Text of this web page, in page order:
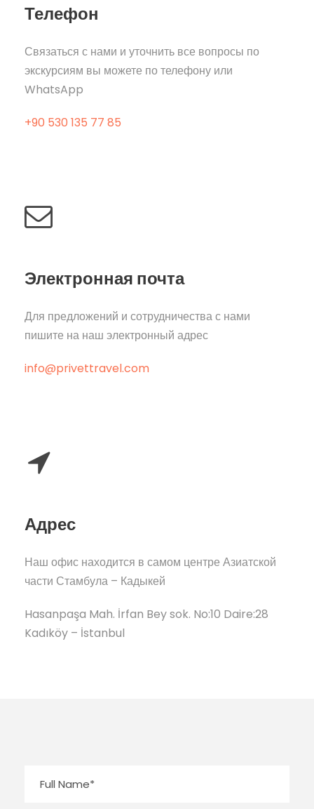
Телефон
Связаться с нами и уточнить все вопросы по
экскурсиям вы можете по телефону или
WhatsApp
+90 530 135 77 85
Электронная почта
Для предложений и сотрудничества с нами
пишите на наш электронный адрес
info@privettravel.com
Адрес
Наш офис находится в самом центре Азиатской
части Стамбула – Кадыкей
Hasanpaşa Mah. İrfan Bey sok. No:10 Daire:28
Kadıköy – İstanbul